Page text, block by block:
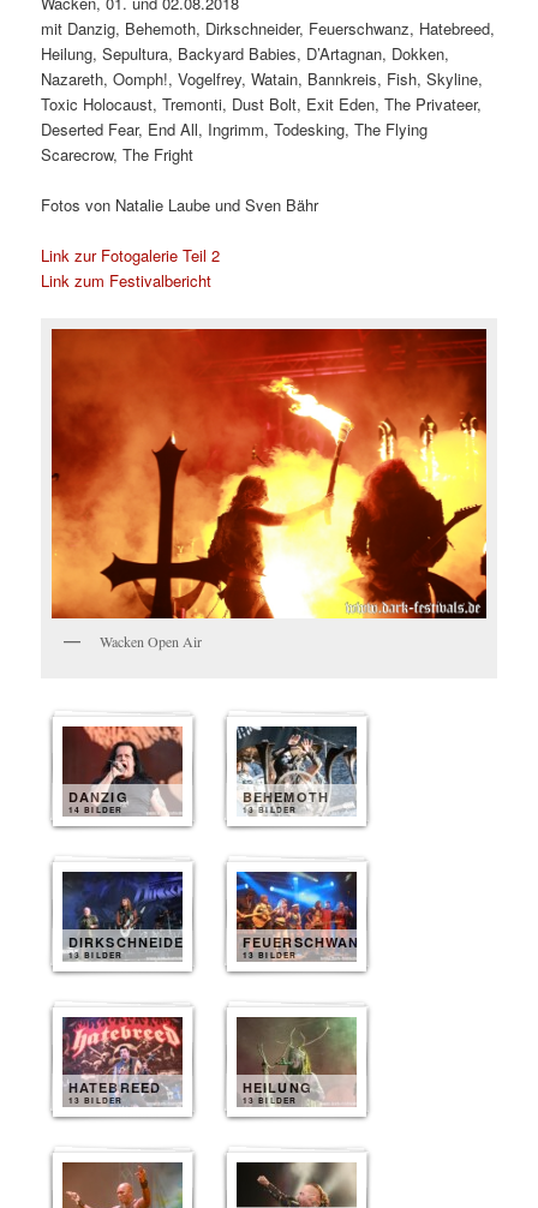
mit Danzig, Behemoth, Dirkschneider, Feuerschwanz, Hatebreed,
Heilung, Sepultura, Backyard Babies, D’Artagnan, Dokken,
Nazareth, Oomph!, Vogelfrey, Watain, Bannkreis, Fish, Skyline,
Toxic Holocaust, Tremonti, Dust Bolt, Exit Eden, The Privateer,
Deserted Fear, End All, Ingrimm, Todesking, The Flying
Scarecrow, The Fright
Fotos von Natalie Laube und Sven Bähr
Link zur Fotogalerie Teil 2
Link zum Festivalbericht
Wacken Open Air
DANZIG
14 BILDER
BEHEMOTH
13 BILDER
DIRKSCHNEIDER
13 BILDER
FEUERSCHWANZ
13 BILDER
HATEBREED
13 BILDER
HEILUNG
13 BILDER